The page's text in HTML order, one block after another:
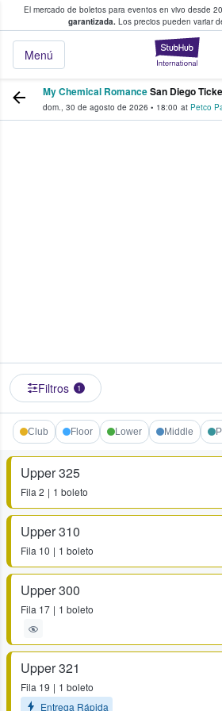
El mercado de boletos para eventos en vivo desde
garantizada. Los precios pueden variar
Menú
fans compran y
My Chemical RomanceSan Diego
dom., 30 de agosto de 2026 • 18:00 at Petco
Filtros 1
Club Floor Lower Middle
Upper 325
Fila 2 1 boleto
Upper 310
Fila 10 1 boleto
Upper 300
Fila 17 1 boleto
Upper 321
Fila 19
1 boleto
Entrega Rápida